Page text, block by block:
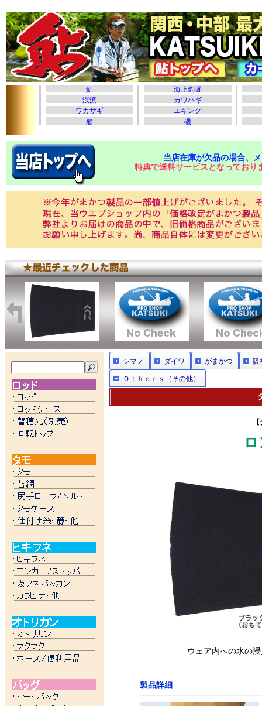
当店在庫が欠品の場合、
特典で送料サービスとなっており
シマノ ダイワ がまかつ 阪
Ｏｔｈｅｒｓ（その他）
ウェア内への水の
製品詳細